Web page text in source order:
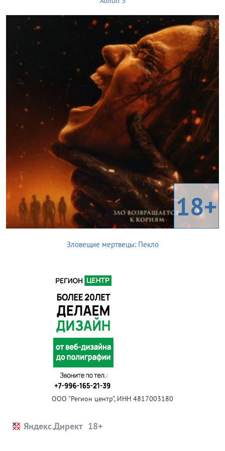
18+
Зловещие мертвецы: Пекло
ООО "Регион центр", ИНН 4817003180
Яндекс.Директ